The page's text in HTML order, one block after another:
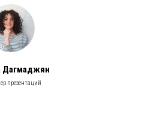
Дагмаджян
презентаций